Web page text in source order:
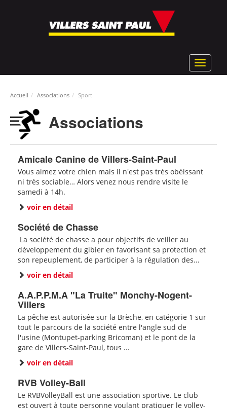
Toggle
Accueil Associations Sport
Associations
Amicale Canine de Villers-Saint-Paul
Vous aimez votre chien mais il n'est pas très obéissant
ni très sociable… Alors venez nous rendre visite le
samedi à 14h.
voir en détail
Société de Chasse
La société de chasse a pour objectifs de veiller au
développement du gibier en favorisant sa protection et
son repeuplement, de participer à la régulation des...
voir en détail
A.A.P.P.M.A "La Truite" Monchy-Nogent-
Villers
La pêche est autorisée sur la Brèche, en catégorie 1 sur
tout le parcours de la société entre l'angle sud de
l'usine (Montupet-parking Bricoman) et le pont de la
gare de Villers-Saint-Paul, tous ...
voir en détail
RVB Volley-Ball
Le RVBVolleyBall est une association sportive. Le club
est ouvert à toute personne voulant pratiquer le volley-